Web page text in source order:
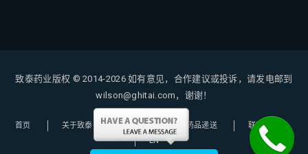
致泰药业版权 © 2014-2026如有意见，合作建议或投诉，请发电邮到
wilson@ghitai.com，谢谢！
首页 关于致泰 购药指南 药品递送
联系我们
EN